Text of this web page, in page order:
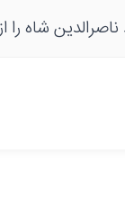
شاه را